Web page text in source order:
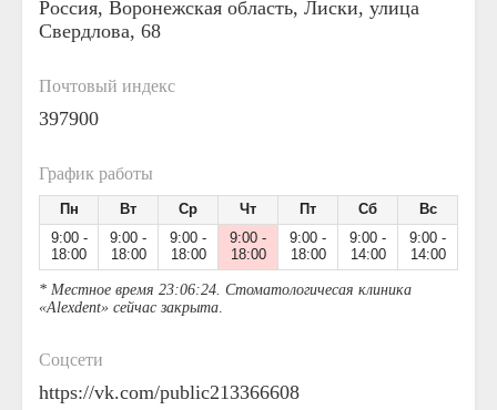
Россия, Воронежская область, Лиски, улица
Свердлова, 68
Почтовый индекс
397900
График работы
Пн Вт Ср Чт Пт Сб
Вс
9:00 -
18:00
9:00 -
18:00
9:00 -
18:00
9:00 -
18:00
9:00 -
18:00
9:00 -
14:00
9:00 -
14:00
* Местное время 23:06:24. Стоматологичесая клиника
«Alexdent» сейчас закрыта.
Соцсети
https://vk.com/public213366608